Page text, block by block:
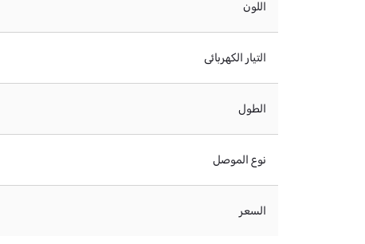
اللون
التيار الكهربائى
الطول
نوع الموصل
السعر